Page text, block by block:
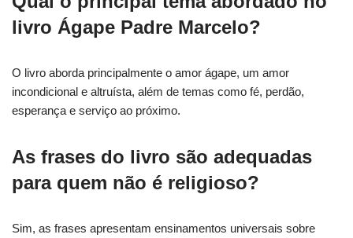
livro Ágape Padre Marcelo?
O livro aborda principalmente o amor ágape, um amor
incondicional e altruísta, além de temas como fé, perdão,
esperança e serviço ao próximo.
As frases do livro são adequadas
para quem não é religioso?
Sim, as frases apresentam ensinamentos universais sobre